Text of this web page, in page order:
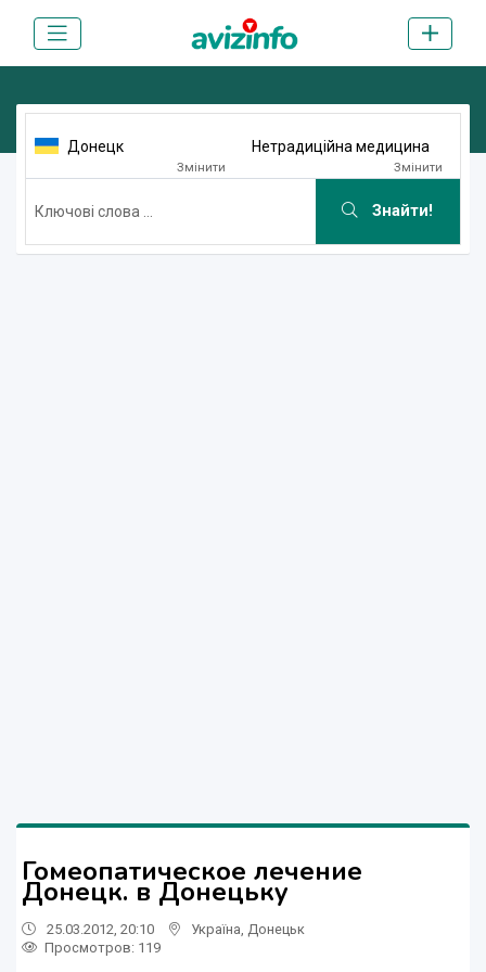
Донецк
Змінити
Нетрадиційна медицина
Змінити
Знайти!
Гомеопатическое лечение
Донецк. в Донецьку
25.03.2012, 20:10 Україна Донецьк
Просмотров: 119